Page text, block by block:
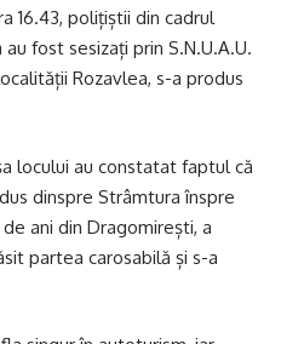
polițiștii din cadrul
fost sesizați prin S.N.U.A.U.
Rozavlea, s-a produs
au constatat faptul că
dinspre Strâmtura înspre
ani din Dragomirești, a
partea carosabilă și s-a